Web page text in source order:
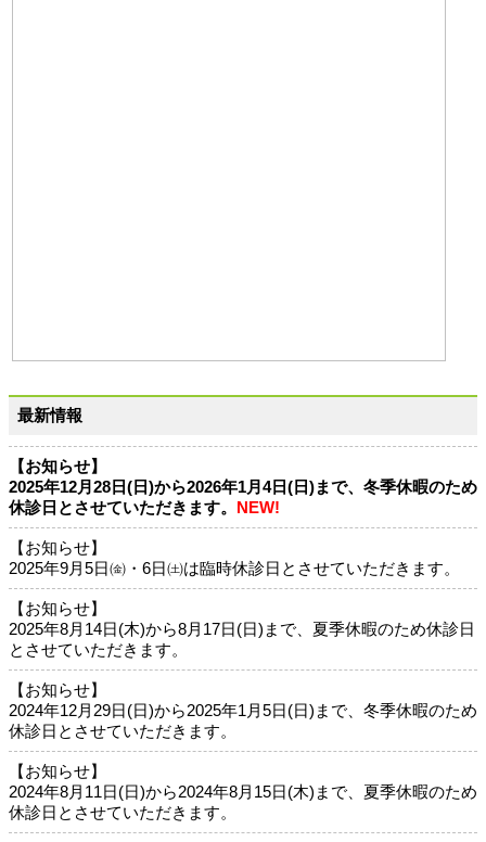
最新情報
【お知らせ】
2025年12月28日(日)から2026年1月4日(日)まで、冬季休暇のため
休診日とさせていただきます。 NEW!
【お知らせ】
2025年9月5日㈮・6日㈯は臨時休診日とさせていただきます。
【お知らせ】
2025年8月14日(木)から8月17日(日)まで、夏季休暇のため休診日
とさせていただきます。
【お知らせ】
2024年12月29日(日)から2025年1月5日(日)まで、冬季休暇のため
休診日とさせていただきます。
【お知らせ】
2024年8月11日(日)から2024年8月15日(木)まで、夏季休暇のため
休診日とさせていただきます。